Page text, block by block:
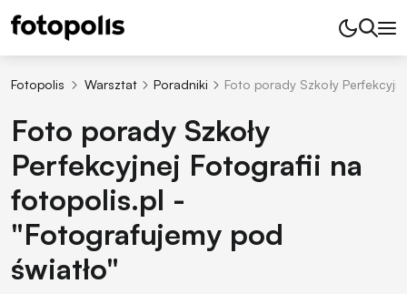
Fotopolis Warsztat Poradniki Foto porady Szkoły
Foto porady Szkoły
Perfekcyjnej Fotografii na
fotopolis.pl -
"Fotografujemy pod
światło"